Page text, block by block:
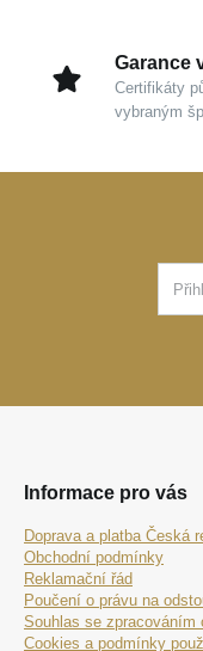
Garance
Certifikáty
vybraným
Informace pro vás
Doprava a platba Česká
Obchodní podmínky
Reklamační řád
Poučení o právu na
Souhlas se zpracováním
Cookies a podmínky